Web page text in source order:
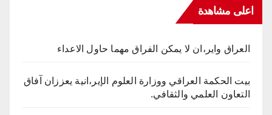
اعلى مشاهدة
العراق واير،ان لا يمكن الفراق مهما حاول الاعداء
بيت الحكمة العراقي ووزارة العلوم الإير،انية يعززان آفاق
التعاون العلمي والثقافي.